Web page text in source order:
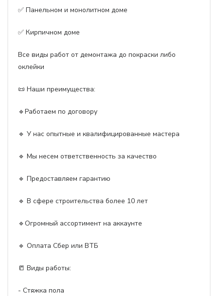
✅ Панельном и монолитном доме
✅ Кирпичном доме
Все виды работ от демонтажа до покраски либо
оклейки
📜 Наши преимущества:
🔹Работаем по договору
🔹 У нас опытные и квалифицированные мастера
🔹 Мы несем ответственность за качество
🔹 Предоставляем гарантию
🔹 В сфере строительства более 10 лет
🔹Огромный ассортимент на аккаунте
🔹 Оплата Сбер или ВТБ
📒 Виды работы:
- Стяжка пола